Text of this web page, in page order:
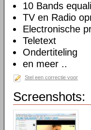
10 Bands
TV en Radio
Electronische
Teletext
Ondertiteling
en meer ..
Stel een correctie voor
Screenshots: